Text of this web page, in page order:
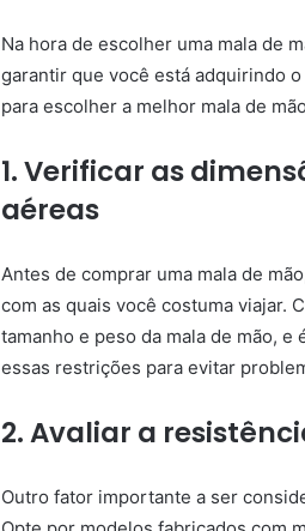
Na hora de escolher uma mala de
garantir que você está adquirindo
para escolher a melhor mala de
1. Verificar as
aéreas
Antes de comprar uma mala de
com as quais você costuma viajar.
tamanho e peso da mala de mão,
essas restrições para evitar
2. Avaliar a
Outro fator importante a ser